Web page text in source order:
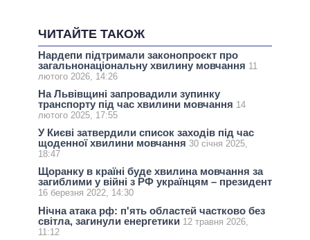
ЧИТАЙТЕ ТАКОЖ
Нардепи підтримали законопроєкт про
загальнонаціональну хвилину мовчання 11
лютого 2026, 14:26
На Львівщині запровадили зупинку
транспорту під час хвилини мовчання 14
лютого 2025, 17:55
У Києві затвердили список заходів під час
щоденної хвилини мовчання 30 січня 2025,
18:47
Щоранку в країні буде хвилина мовчання за
загиблими у війні з РФ українцям – президент
16 березня 2022, 14:30
Нічна атака рф: п'ять областей частково без
світла, загинули енергетики 12 травня 2026,
11:12